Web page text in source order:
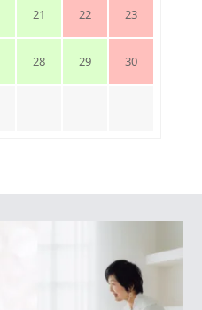
21 22 23
28 29 30